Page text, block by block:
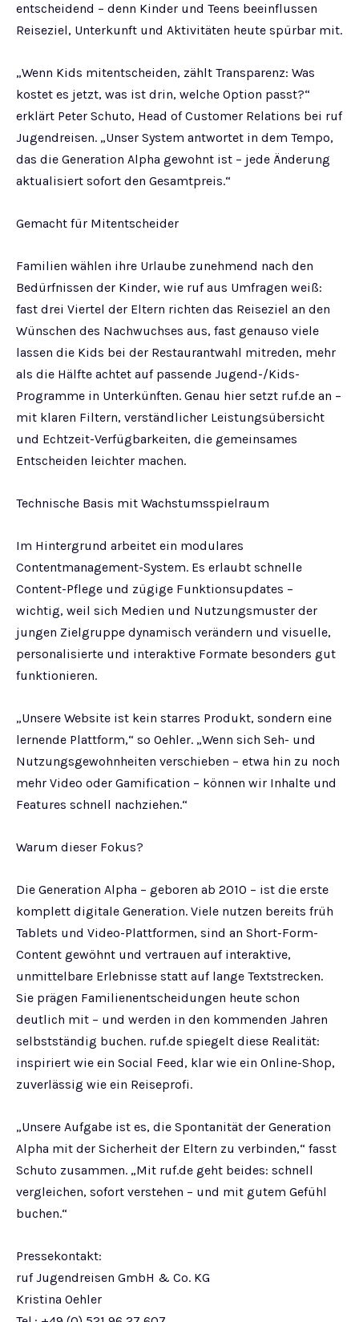
entscheidend – denn Kinder und Teens beeinflussen
Reiseziel, Unterkunft und Aktivitäten heute spürbar mit.
„Wenn Kids mitentscheiden, zählt Transparenz: Was
kostet es jetzt, was ist drin, welche Option passt?“
erklärt Peter Schuto, Head of Customer Relations bei ruf
Jugendreisen. „Unser System antwortet in dem Tempo,
das die Generation Alpha gewohnt ist – jede Änderung
aktualisiert sofort den Gesamtpreis.“
Gemacht für Mitentscheider
Familien wählen ihre Urlaube zunehmend nach den
Bedürfnissen der Kinder, wie ruf aus Umfragen weiß:
fast drei Viertel der Eltern richten das Reiseziel an den
Wünschen des Nachwuchses aus, fast genauso viele
lassen die Kids bei der Restaurantwahl mitreden, mehr
als die Hälfte achtet auf passende Jugend-/Kids-
Programme in Unterkünften. Genau hier setzt ruf.de an –
mit klaren Filtern, verständlicher Leistungsübersicht
und Echtzeit-Verfügbarkeiten, die gemeinsames
Entscheiden leichter machen.
Technische Basis mit Wachstumsspielraum
Im Hintergrund arbeitet ein modulares
Contentmanagement-System. Es erlaubt schnelle
Content-Pflege und zügige Funktionsupdates –
wichtig, weil sich Medien und Nutzungsmuster der
jungen Zielgruppe dynamisch verändern und visuelle,
personalisierte und interaktive Formate besonders gut
funktionieren.
„Unsere Website ist kein starres Produkt, sondern eine
lernende Plattform,“ so Oehler. „Wenn sich Seh- und
Nutzungsgewohnheiten verschieben – etwa hin zu noch
mehr Video oder Gamification – können wir Inhalte und
Features schnell nachziehen.“
Warum dieser Fokus?
Die Generation Alpha – geboren ab 2010 – ist die erste
komplett digitale Generation. Viele nutzen bereits früh
Tablets und Video-Plattformen, sind an Short-Form-
Content gewöhnt und vertrauen auf interaktive,
unmittelbare Erlebnisse statt auf lange Textstrecken.
Sie prägen Familienentscheidungen heute schon
deutlich mit – und werden in den kommenden Jahren
selbstständig buchen. ruf.de spiegelt diese Realität:
inspiriert wie ein Social Feed, klar wie ein Online-Shop,
zuverlässig wie ein Reiseprofi.
„Unsere Aufgabe ist es, die Spontanität der Generation
Alpha mit der Sicherheit der Eltern zu verbinden,“ fasst
Schuto zusammen. „Mit ruf.de geht beides: schnell
vergleichen, sofort verstehen – und mit gutem Gefühl
buchen.“
Pressekontakt:
ruf Jugendreisen GmbH & Co. KG
Kristina Oehler